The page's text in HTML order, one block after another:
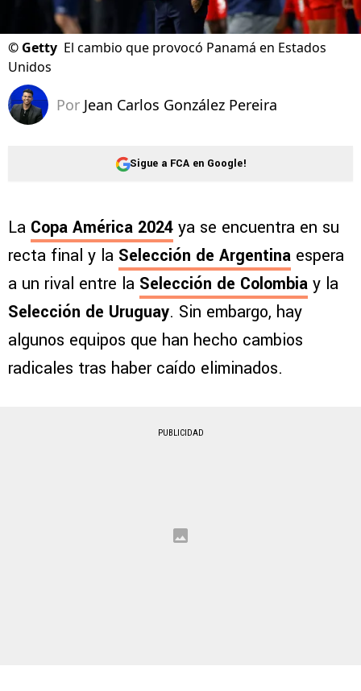
© Getty El cambio que provocó Panamá en Estados
Unidos
Por Jean Carlos González Pereira
Sigue a FCA en Google!
La Copa América 2024 ya se encuentra en su
recta final y la Selección de Argentina espera
a un rival entre la Selección de Colombia y la
Selección de Uruguay. Sin embargo, hay
algunos equipos que han hecho cambios
radicales tras haber caído eliminados.
PUBLICIDAD